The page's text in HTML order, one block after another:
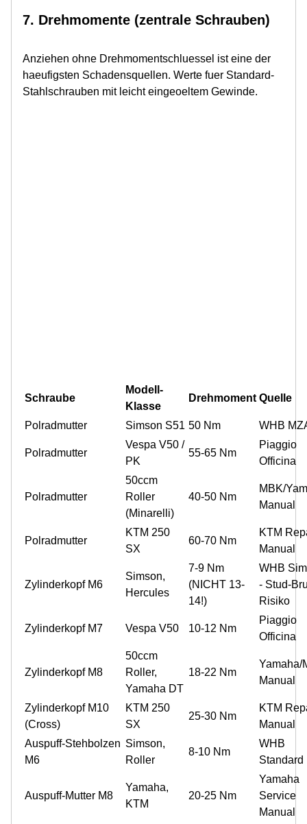
7. Drehmomente (zentrale Schrauben)
Anziehen ohne Drehmomentschluessel ist eine der
haeufigsten Schadensquellen. Werte fuer Standard-
Stahlschrauben mit leicht eingeoeltem Gewinde.
Schraube
Modell-
Klasse
Drehmoment Quelle
Polradmutter Simson S51 50 Nm WHB
Polradmutter
Vespa V50 /
PK
55-65 Nm
Piaggio
Officina
Polradmutter
50ccm
Roller
(Minarelli)
40-50 Nm
MBK/
Manual
Polradmutter
KTM 250
SX
60-70 Nm
KTM
Manual
Zylinderkopf M6
Simson,
Hercules
7-9 Nm
(NICHT 13-
14!)
WHB
- Stud-
Risiko
Zylinderkopf M7 Vespa V50 10-12 Nm
Piaggio
Officina
Zylinderkopf M8
50ccm
Roller,
Yamaha DT
18-22 Nm
Yamaha/
Manual
Zylinderkopf M10
(Cross)
KTM 250
SX
25-30 Nm
KTM
Manual
Auspuff-Stehbolzen
M6
Simson,
Roller
8-10 Nm
WHB
Standard
Auspuff-Mutter M8
Yamaha,
KTM
20-25 Nm
Yamaha
Service
Manual